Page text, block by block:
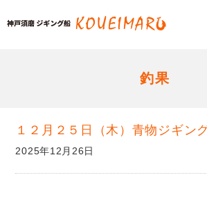
釣果
１２月２５日（木）青物ジギン
2025年12月26日